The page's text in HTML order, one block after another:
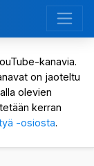
kanavia.
on jaoteltu
olevien
kerran
-osiosta.